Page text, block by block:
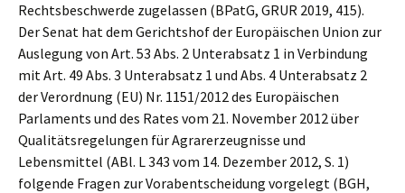
Rechtsbeschwerde zugelassen (BPatG, GRUR 2019, 415).
Der Senat hat dem Gerichtshof der Europäischen Union zur
Auslegung von Art. 53 Abs. 2 Unterabsatz 1 in Verbindung
mit Art. 49 Abs. 3 Unterabsatz 1 und Abs. 4 Unterabsatz 2
der Verordnung (EU) Nr. 1151/2012 des Europäischen
Parlaments und des Rates vom 21. November 2012 über
Qualitätsregelungen für Agrarerzeugnisse und
Lebensmittel (ABl. L 343 vom 14. Dezember 2012, S. 1)
folgende Fragen zur Vorabentscheidung vorgelegt (BGH,